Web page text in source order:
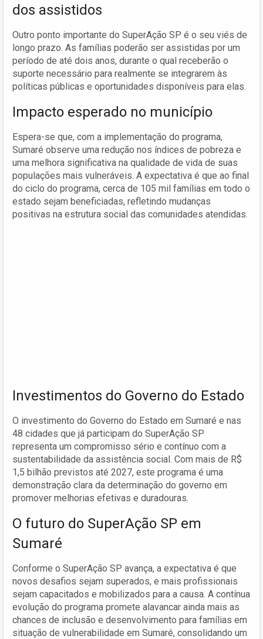
dos assistidos
Outro ponto importante do SuperAção SP é o seu viés de
longo prazo. As famílias poderão ser assistidas por um
período de até dois anos, durante o qual receberão o
suporte necessário para realmente se integrarem às
políticas públicas e oportunidades disponíveis para elas.
Impacto esperado no município
Espera-se que, com a implementação do programa,
Sumaré observe uma redução nos índices de pobreza e
uma melhora significativa na qualidade de vida de suas
populações mais vulneráveis. A expectativa é que ao final
do ciclo do programa, cerca de 105 mil famílias em todo o
estado sejam beneficiadas, refletindo mudanças
positivas na estrutura social das comunidades atendidas.
Investimentos do Governo do Estado
O investimento do Governo do Estado em Sumaré e nas
48 cidades que já participam do SuperAção SP
representa um compromisso sério e contínuo com a
sustentabilidade da assistência social. Com mais de R$
1,5 bilhão previstos até 2027, este programa é uma
demonstração clara da determinação do governo em
promover melhorias efetivas e duradouras.
O futuro do SuperAção SP em
Sumaré
Conforme o SuperAção SP avança, a expectativa é que
novos desafios sejam superados, e mais profissionais
sejam capacitados e mobilizados para a causa. A contínua
evolução do programa promete alavancar ainda mais as
chances de inclusão e desenvolvimento para famílias em
situação de vulnerabilidade em Sumaré, consolidando um